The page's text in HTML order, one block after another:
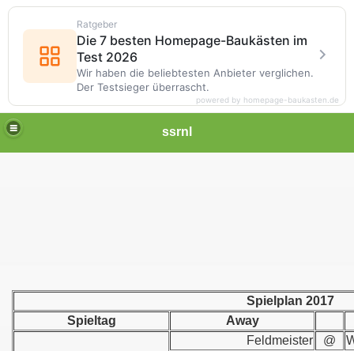
ssrnl
Spielplan 2017
Spieltag
Away
Feldmeister @
Ratgeber
Die 7 besten Homepage-Baukästen im
Test 2026
Wir haben die beliebtesten Anbieter verglichen.
Der Testsieger überrascht.
powered by homepage-baukasten.de